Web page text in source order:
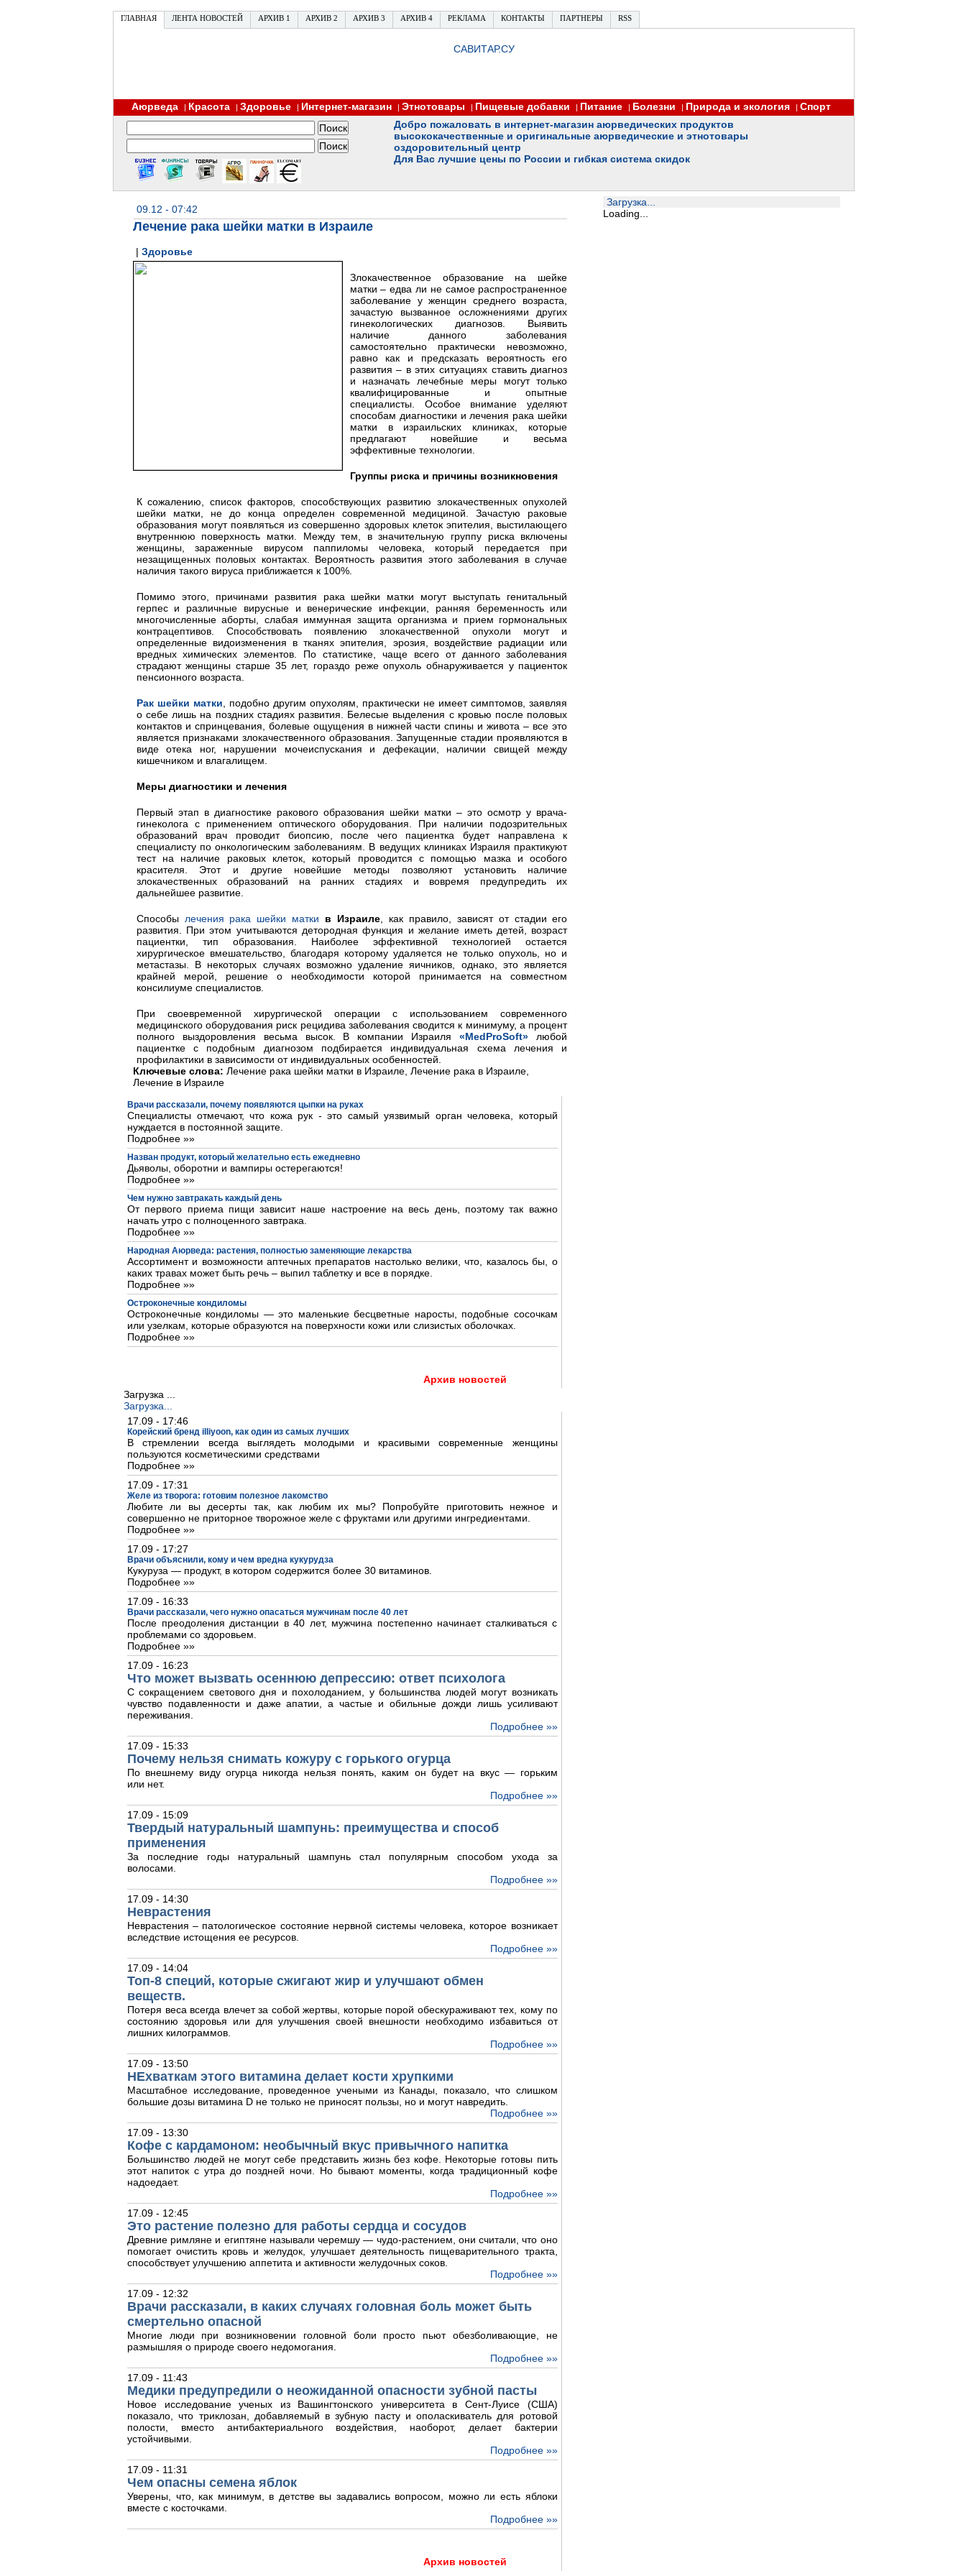
ГЛАВНАЯ ЛЕНТА НОВОСТЕЙ АРХИВ 1 АРХИВ 2 АРХИВ 3 АРХИВ 4 РЕКЛАМА КОНТАКТЫ ПАРТНЕРЫ RSS
САВИТАР.СУ
Аюрведа | Красота | Здоровье | Интернет-магазин | Этнотовары | Пищевые добавки | Питание | Болезни | Природа и экология | Спорт
Добро пожаловать в интернет-магазин аюрведических продуктов
высококачественные и оригинальные аюрведические и этнотовары
оздоровительный центр
Для Вас лучшие цены по России и гибкая система скидок
09.12 - 07:42
Лечение рака шейки матки в Израиле
| Здоровье
Злокачественное образование на шейке
матки – едва ли не самое распространенное
заболевание у женщин среднего возраста,
зачастую вызванное осложнениями других
гинекологических диагнозов. Выявить
наличие данного заболевания
самостоятельно практически невозможно,
равно как и предсказать вероятность его
развития – в этих ситуациях ставить диагноз
и назначать лечебные меры могут только
квалифицированные и опытные
специалисты. Особое внимание уделяют
способам диагностики и лечения рака шейки
матки в израильских клиниках, которые
предлагают новейшие и весьма
эффективные технологии.
Группы риска и причины возникновения
К сожалению, список факторов, способствующих развитию злокачественных опухолей
шейки матки, не до конца определен современной медициной. Зачастую раковые
образования могут появляться из совершенно здоровых клеток эпителия, выстилающего
внутреннюю поверхность матки. Между тем, в значительную группу риска включены
женщины, зараженные вирусом паппиломы человека, который передается при
незащищенных половых контактах. Вероятность развития этого заболевания в случае
наличия такого вируса приближается к 100%.
Помимо этого, причинами развития рака шейки матки могут выступать генитальный
герпес и различные вирусные и венерические инфекции, ранняя беременность или
многочисленные аборты, слабая иммунная защита организма и прием гормональных
контрацептивов. Способствовать появлению злокачественной опухоли могут и
определенные видоизменения в тканях эпителия, эрозия, воздействие радиации или
вредных химических элементов. По статистике, чаще всего от данного заболевания
страдают женщины старше 35 лет, гораздо реже опухоль обнаруживается у пациенток
пенсионного возраста.
Рак шейки матки , подобно другим опухолям, практически не имеет симптомов, заявляя
о себе лишь на поздних стадиях развития. Белесые выделения с кровью после половых
контактов и спринцевания, болевые ощущения в нижней части спины и живота – все это
является признаками злокачественного образования. Запущенные стадии проявляются в
виде отека ног, нарушении мочеиспускания и дефекации, наличии свищей между
кишечником и влагалищем.
Меры диагностики и лечения
Первый этап в диагностике ракового образования шейки матки – это осмотр у врача-
гинеколога с применением оптического оборудования. При наличии подозрительных
образований врач проводит биопсию, после чего пациентка будет направлена к
специалисту по онкологическим заболеваниям. В ведущих клиниках Израиля практикуют
тест на наличие раковых клеток, который проводится с помощью мазка и особого
красителя. Этот и другие новейшие методы позволяют установить наличие
злокачественных образований на ранних стадиях и вовремя предупредить их
дальнейшее развитие.
Способы лечения рака шейки матки в Израиле , как правило, зависят от стадии его
развития. При этом учитываются детородная функция и желание иметь детей, возраст
пациентки, тип образования. Наиболее эффективной технологией остается
хирургическое вмешательство, благодаря которому удаляется не только опухоль, но и
метастазы. В некоторых случаях возможно удаление яичников, однако, это является
крайней мерой, решение о необходимости которой принимается на совместном
консилиуме специалистов.
При своевременной хирургической операции с использованием современного
медицинского оборудования риск рецидива заболевания сводится к минимуму, а процент
полного выздоровления весьма высок. В компании Израиля«MedProSoft» любой
пациентке с подобным диагнозом подбирается индивидуальная схема лечения и
профилактики в зависимости от индивидуальных особенностей.
Ключевые слова: Лечение рака шейки матки в Израиле, Лечение рака в Израиле,
Лечение в Израиле
Врачи рассказали, почему появляются цыпки на руках
Специалисты отмечают, что кожа рук - это самый уязвимый орган человека, который
нуждается в постоянной защите.
Подробнее »»
Назван продукт, который желательно есть ежедневно
Дьяволы, оборотни и вампиры остерегаются!
Подробнее »»
Чем нужно завтракать каждый день
От первого приема пищи зависит наше настроение на весь день, поэтому так важно
начать утро с полноценного завтрака.
Подробнее »»
Народная Аюрведа: растения, полностью заменяющие лекарства
Ассортимент и возможности аптечных препаратов настолько велики, что, казалось бы, о
каких травах может быть речь – выпил таблетку и все в порядке.
Подробнее »»
Остроконечные кондиломы
Остроконечные кондиломы — это маленькие бесцветные наросты, подобные сосочкам
или узелкам, которые образуются на поверхности кожи или слизистых оболочках.
Подробнее »»
Архив новостей
Загрузка ...
Загрузка...
17.09 - 17:46
Корейский бренд illiyoon, как один из самых лучших
В стремлении всегда выглядеть молодыми и красивыми современные женщины
пользуются косметическими средствами
Подробнее »»
17.09 - 17:31
Желе из творога: готовим полезное лакомство
Любите ли вы десерты так, как любим их мы? Попробуйте приготовить нежное и
совершенно не приторное творожное желе с фруктами или другими ингредиентами.
Подробнее »»
17.09 - 17:27
Врачи объяснили, кому и чем вредна кукурудза
Кукуруза — продукт, в котором содержится более 30 витаминов.
Подробнее »»
17.09 - 16:33
Врачи рассказали, чего нужно опасаться мужчинам после 40 лет
После преодоления дистанции в 40 лет, мужчина постепенно начинает сталкиваться с
проблемами со здоровьем.
Подробнее »»
17.09 - 16:23
Что может вызвать осеннюю депрессию: ответ психолога
С сокращением светового дня и похолоданием, у большинства людей могут возникать
чувство подавленности и даже апатии, а частые и обильные дожди лишь усиливают
переживания.
Подробнее »»
17.09 - 15:33
Почему нельзя снимать кожуру с горького огурца
По внешнему виду огурца никогда нельзя понять, каким он будет на вкус — горьким
или нет.
Подробнее »»
17.09 - 15:09
Твердый натуральный шампунь: преимущества и способ
применения
За последние годы натуральный шампунь стал популярным способом ухода за
волосами.
Подробнее »»
17.09 - 14:30
Неврастения
Неврастения – патологическое состояние нервной системы человека, которое возникает
вследствие истощения ее ресурсов.
Подробнее »»
17.09 - 14:04
Топ-8 специй, которые сжигают жир и улучшают обмен
веществ.
Потеря веса всегда влечет за собой жертвы, которые порой обескураживают тех, кому по
состоянию здоровья или для улучшения своей внешности необходимо избавиться от
лишних килограммов.
Подробнее »»
17.09 - 13:50
НЕхваткам этого витамина делает кости хрупкими
Масштабное исследование, проведенное учеными из Канады, показало, что слишком
большие дозы витамина D не только не приносят пользы, но и могут навредить.
Подробнее »»
17.09 - 13:30
Кофе с кардамоном: необычный вкус привычного напитка
Большинство людей не могут себе представить жизнь без кофе. Некоторые готовы пить
этот напиток с утра до поздней ночи. Но бывают моменты, когда традиционный кофе
надоедает.
Подробнее »»
17.09 - 12:45
Это растение полезно для работы сердца и сосудов
Древние римляне и египтяне называли черемшу — чудо-растением, они считали, что оно
помогает очистить кровь и желудок, улучшает деятельность пищеварительного тракта,
способствует улучшению аппетита и активности желудочных соков.
Подробнее »»
17.09 - 12:32
Врачи рассказали, в каких случаях головная боль может быть
смертельно опасной
Многие люди при возникновении головной боли просто пьют обезболивающие, не
размышляя о природе своего недомогания.
Подробнее »»
17.09 - 11:43
Медики предупредили о неожиданной опасности зубной пасты
Новое исследование ученых из Вашингтонского университета в Сент-Луисе (США)
показало, что триклозан, добавляемый в зубную пасту и ополаскиватель для ротовой
полости, вместо антибактериального воздействия, наоборот, делает бактерии
устойчивыми.
Подробнее »»
17.09 - 11:31
Чем опасны семена яблок
Уверены, что, как минимум, в детстве вы задавались вопросом, можно ли есть яблоки
вместе с косточками.
Подробнее »»
Архив новостей
Загрузка...
Loading...